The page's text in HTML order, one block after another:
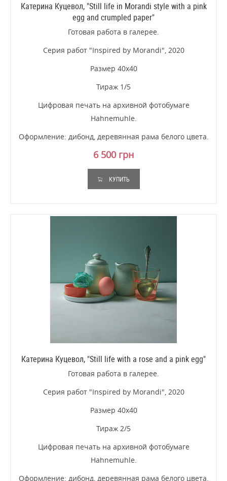
Катерина Куцевол, "Still life in Morandi style with a pink
egg and crumpled paper"
Готовая работа в галерее.
Серия работ "Inspired by Morandi", 2020
Размер 40х40
Тираж 1/5
Цифровая печать на архивной фотобумаге
Hahnemuhle.
Оформление: дибонд, деревянная рама белого цвета.
6 500 грн
КУПИТЬ
Катерина Куцевол, "Still life with a rose and a pink egg"
Готовая работа в галерее.
Серия работ "Inspired by Morandi", 2020
Размер 40х40
Тираж 2/5
Цифровая печать на архивной фотобумаге
Hahnemuhle.
Оформление: дибонд, деревянная рама белого цвета.